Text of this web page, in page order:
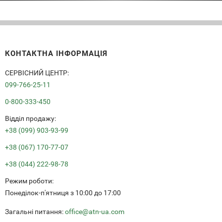
КОНТАКТНА ІНФОРМАЦІЯ
СЕРВІСНИЙ ЦЕНТР:
099-766-25-11
0-800-333-450
Вiддiл продажу:
+38 (099) 903-93-99
+38 (067) 170-77-07
+38 (044) 222-98-78
Режим роботи:
Понеділок-п'ятниця з 10:00 до 17:00
Загальні питання:office@atn-ua.com